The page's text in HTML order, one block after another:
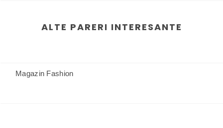
ALTE PARERI INTERESANTE
Magazin Fashion